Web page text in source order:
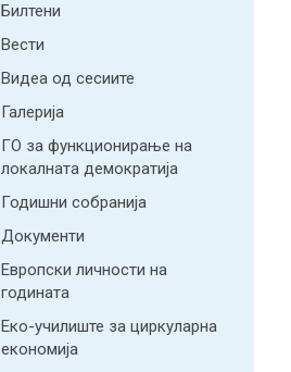
Билтени
Вести
Видеа од сесиите
Галерија
ГО за функционирање на
локалната демократија
Годишни собранија
Документи
Европски личности на
годината
Еко-училиште за циркуларна
економија